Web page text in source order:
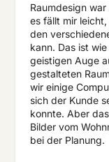
Raumdesign
es fällt mir
den
kann. Das ist
geistigen Auge
gestalteten
wir einige
sich der Kunde
konnte. Aber
Bilder vom
bei der Planung.